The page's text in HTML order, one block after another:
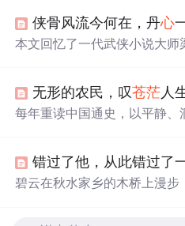
侠骨风流今何在，丹心
本文回忆了一代武侠小说大师
无形的农民，叹苍茫人
每年重读中国通史，以平静、
音乐找到内心 的平静。
错过了他，从此错过了
碧云在秋水家乡的木桥上漫步